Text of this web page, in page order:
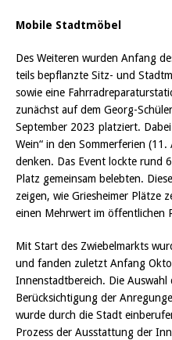
Mobile Stadtmöbel
Des Weiteren wurden Anfang
teils bepflanzte Sitz- und
sowie eine
zunächst auf dem Georg-
September 2023 platziert.
Wein“ in den Sommerferien
denken. Das Event lockte rund
Platz gemeinsam belebten.
zeigen, wie Griesheimer Plätze
einen Mehrwert im öffentlichen
Mit Start des Zwiebelmarkts
und fanden zuletzt Anfang
Innenstadtbereich. Die
Berücksichtigung der
wurde durch die Stadt
Prozess der Ausstattung der